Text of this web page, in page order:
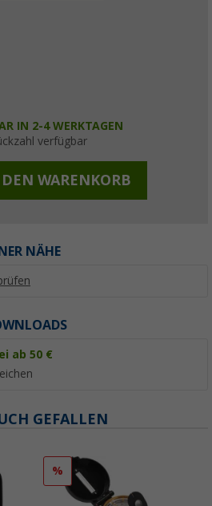
IN 2-4 WERKTAGEN
verfügbar
WARENKORB
NÄHE
ab 50 €
GEFALLEN
%